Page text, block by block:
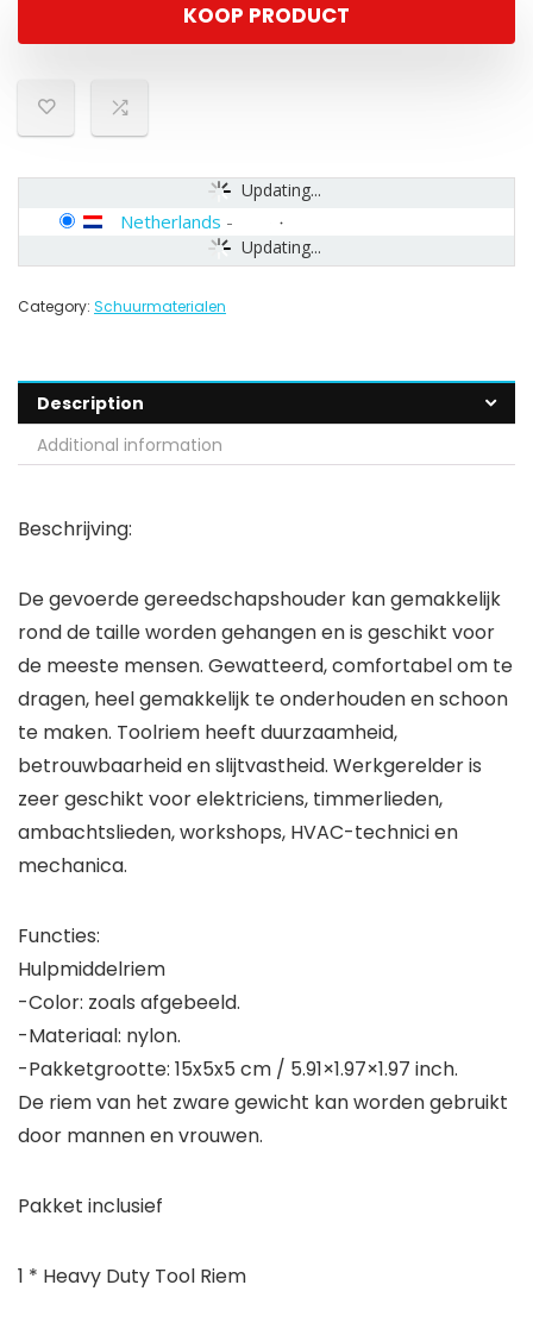
KOOP PRODUCT
Updating...
Updating...
Netherlands -
Category: Schuurmaterialen
Description
Additional information
Beschrijving:
De gevoerde gereedschapshouder kan gemakkelijk
rond de taille worden gehangen en is geschikt voor
de meeste mensen. Gewatteerd, comfortabel om te
dragen, heel gemakkelijk te onderhouden en schoon
te maken. Toolriem heeft duurzaamheid,
betrouwbaarheid en slijtvastheid. Werkgerelder is
zeer geschikt voor elektriciens, timmerlieden,
ambachtslieden, workshops, HVAC-technici en
mechanica.
Functies:
Hulpmiddelriem
-Color: zoals afgebeeld.
-Materiaal: nylon.
-Pakketgrootte: 15x5x5 cm / 5.91×1.97×1.97 inch.
De riem van het zware gewicht kan worden gebruikt
door mannen en vrouwen.
Pakket inclusief
1 * Heavy Duty Tool Riem